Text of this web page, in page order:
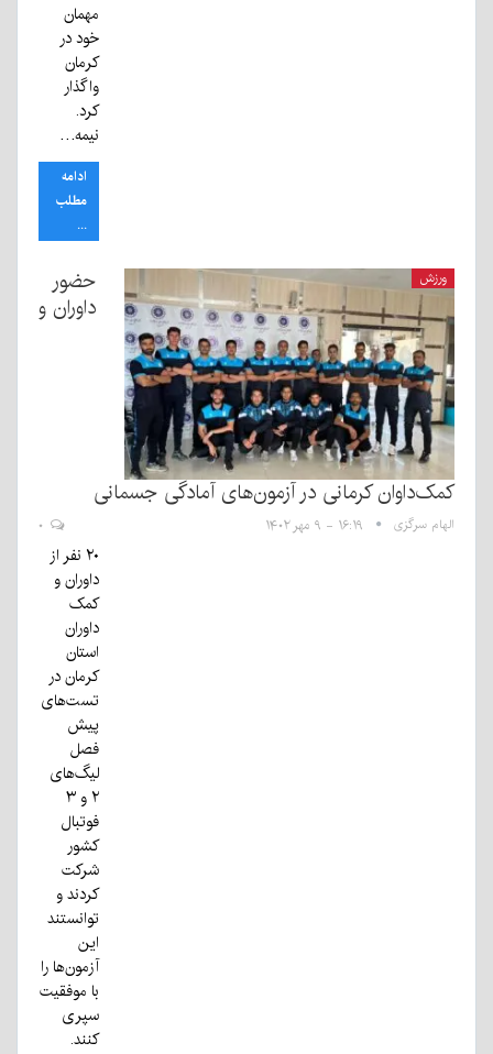
مهمان
خود در
کرمان
واگذار
کرد.
نیمه…
ادامه
مطلب
...
ورزش
حضور
داوران و
کمک‌داوان کرمانی در آزمون‌های آمادگی جسمانی
الهام سرگزی ۱۶:۱۹ - ۹ مهر ۱۴۰۲
۲۰ نفر از
داوران و
کمک
داوران
استان
کرمان در
تست‌های
پیش
فصل
لیگ‌های
۲ و ۳
فوتبال
کشور
شرکت
کردند و
توانستند
این
آزمون‌ها را
با موفقیت
سپری
کنند.